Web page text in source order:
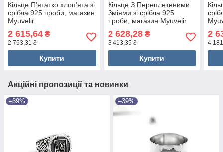
Кільце П'ятатко хлоп'ята зі
срібла 925 проби, магазин
Myuvelir
2 615,64 ₴
2 753,31 ₴
Купити
Кільце З Переплетеними
Зміями зі срібла 925
проби, магазин Myuvelir
2 628,28₴
3 413,35 ₴
Купити
2
4
Акційні пропозиції та новинки
–39% –39%